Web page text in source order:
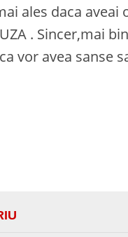
ales daca
. Sincer,mai
vor avea sanse